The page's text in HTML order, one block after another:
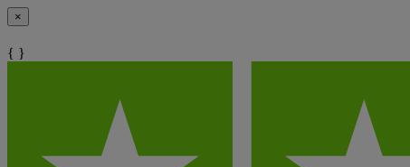
×
{ }